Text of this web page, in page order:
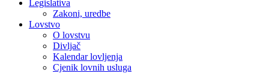
Legislativa
Zakoni, uredbe
Lovstvo
O lovstvu
Divljač
Kalendar lovljenja
Cjenik lovnih usluga